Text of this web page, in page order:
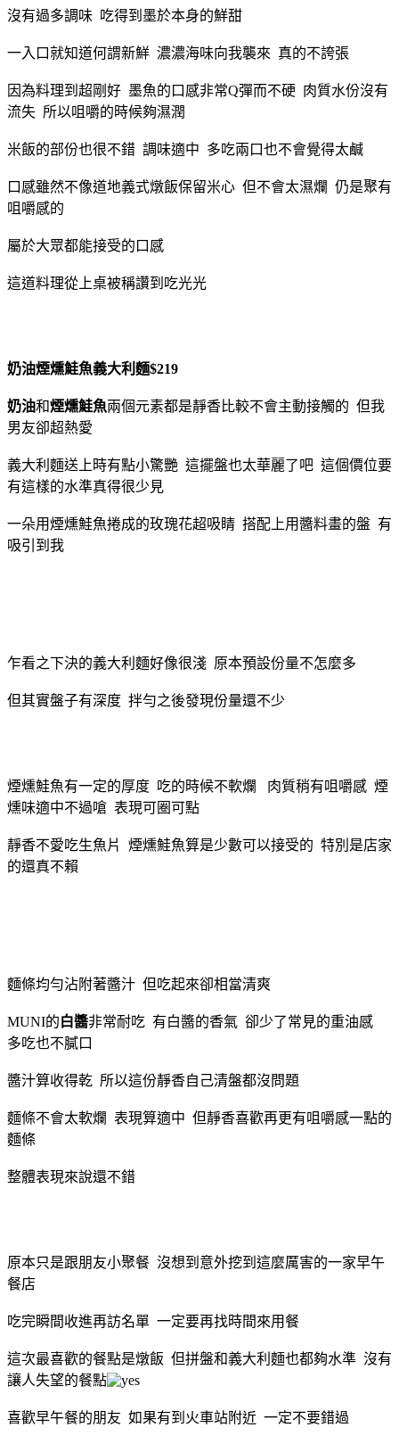
沒有過多調味 吃得到墨於本身的鮮甜
一入口就知道何謂新鮮 濃濃海味向我襲來 真的不誇張
因為料理到超剛好 墨魚的口感非常Q彈而不硬 肉質水份沒有
流失 所以咀嚼的時候夠濕潤
米飯的部份也很不錯 調味適中 多吃兩口也不會覺得太鹹
口感雖然不像道地義式燉飯保留米心 但不會太濕爛 仍是聚有
咀嚼感的
屬於大眾都能接受的口感
這道料理從上桌被稱讚到吃光光
奶油煙燻鮭魚義大利麵$219
奶油和煙燻鮭魚兩個元素都是靜香比較不會主動接觸的 但我
男友卻超熱愛
義大利麵送上時有點小驚艷 這擺盤也太華麗了吧 這個價位要
有這樣的水準真得很少見
一朵用煙燻鮭魚捲成的玫瑰花超吸睛 搭配上用醬料畫的盤 有
吸引到我
乍看之下決的義大利麵好像很淺 原本預設份量不怎麼多
但其實盤子有深度 拌勻之後發現份量還不少
煙燻鮭魚有一定的厚度 吃的時候不軟爛 肉質稍有咀嚼感 煙
燻味適中不過嗆 表現可圈可點
靜香不愛吃生魚片 煙燻鮭魚算是少數可以接受的 特別是店家
的還真不賴
麵條均勻沾附著醬汁 但吃起來卻相當清爽
MUNI的白醬非常耐吃 有白醬的香氣 卻少了常見的重油感
多吃也不膩口
醬汁算收得乾 所以這份靜香自己清盤都沒問題
麵條不會太軟爛 表現算適中 但靜香喜歡再更有咀嚼感一點的
麵條
整體表現來說還不錯
原本只是跟朋友小聚餐 沒想到意外挖到這麼厲害的一家早午
餐店
吃完瞬間收進再訪名單 一定要再找時間來用餐
這次最喜歡的餐點是燉飯 但拼盤和義大利麵也都夠水準 沒有
讓人失望的餐點
喜歡早午餐的朋友 如果有到火車站附近 一定不要錯過